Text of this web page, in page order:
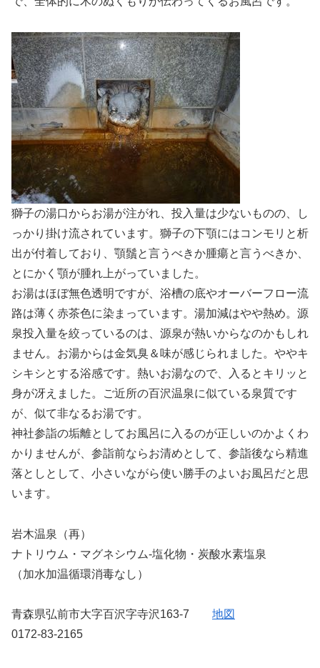
獅子の湯口からお湯が注がれ、投入量は少ないものの、し
っかり掛け流されています。獅子の下顎にはコンモリと析
出が付着しており、顎鬚と言うべきか腫瘍と言うべきか、
とにかく顎が腫れ上がっていました。
お湯はほぼ無色透明ですが、浴槽の底やオーバーフロー流
路は薄く赤茶色に染まっています。湯加減はやや熱め。源
泉投入量を絞っているのは、源泉が熱いからなのかもしれ
ません。お湯からは金気臭＆味が感じられました。ややキ
シキシとする浴感です。熱いお湯なので、入るとキリッと
身が冴えました。ご近所の百沢温泉に似ている泉質です
が、似て非なるお湯です。
神社参詣の垢離としてお風呂に入るのが正しいのかよくわ
かりませんが、参詣前ならお清めとして、参詣後なら精進
落としとして、小さいながら使い勝手のよいお風呂だと思
います。
岩木温泉（再）
ナトリウム・マグネシウム-塩化物・炭酸水素塩泉
（加水加温循環消毒なし）
青森県弘前市大字百沢字寺沢163-7 地図
0172-83-2165